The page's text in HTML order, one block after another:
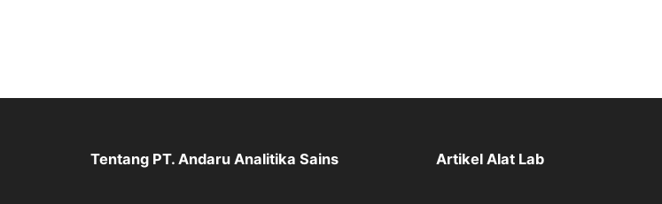
Tentang PT. Andaru Analitika Sains Artikel Alat Lab